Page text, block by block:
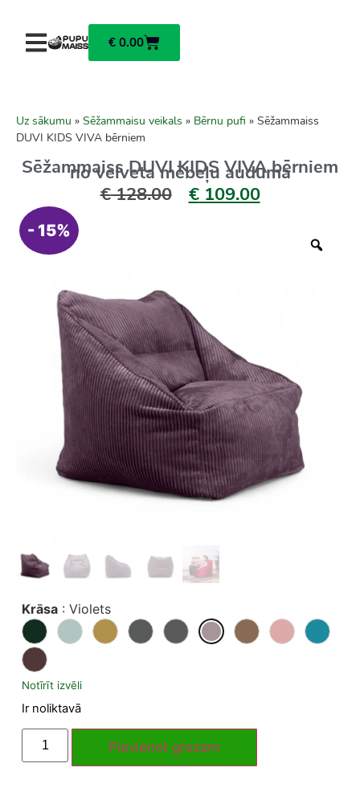
€ 0.00
Uz sākumu » Sēžammaisu veikals » Bērnu pufi » Sēžammaiss
DUVI KIDS VIVA bērniem
Sēžammaiss DUVI KIDS VIVA bērniem
no velveta mēbeļu auduma
€128.00 €109.00
- 15%
Krāsa : Violets
Notīrīt izvēli
Ir noliktavā
Pievienot grozam